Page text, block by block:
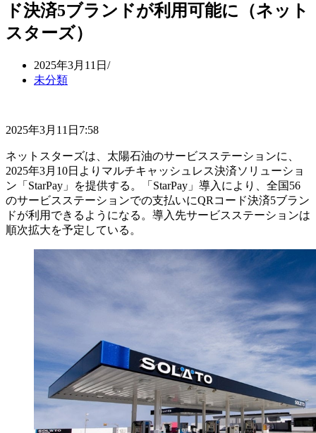
ド決済5ブランドが利用可能に（ネット
スターズ）
2025年3月11日
未分類
2025年3月11日7:58
ネットスターズは、太陽石油のサービスステーションに、
2025年3月10日よりマルチキャッシュレス決済ソリューショ
ン「StarPay」を提供する。「StarPay」導入により、全国56
のサービスステーションでの支払いにQRコード決済5ブラン
ドが利用できるようになる。導入先サービスステーションは
順次拡大を予定している。